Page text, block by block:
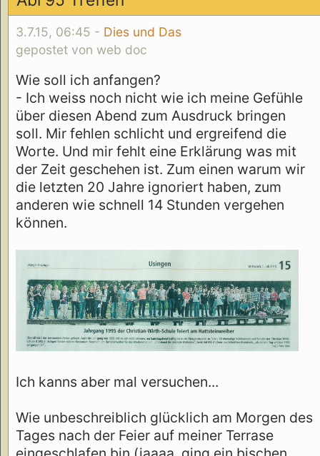
3.7.15, 06:45 - Dies und Das
gepostet von web doc
Wie soll ich anfangen?
- Ich weiss noch nicht wie ich meine Gefühle
über diesen Abend zum Ausdruck bringen
soll. Mir fehlen schlicht und ergreifend die
Worte. Und mir fehlt eine Erklärung was mit
der Zeit geschehen ist. Zum einen warum wir
die letzten 20 Jahre ignoriert haben, zum
anderen wie schnell 14 Stunden vergehen
können.
Ich kanns aber mal versuchen...
Wie unbeschreiblich glücklich am Morgen des
Tages nach der Feier auf meiner Terrase